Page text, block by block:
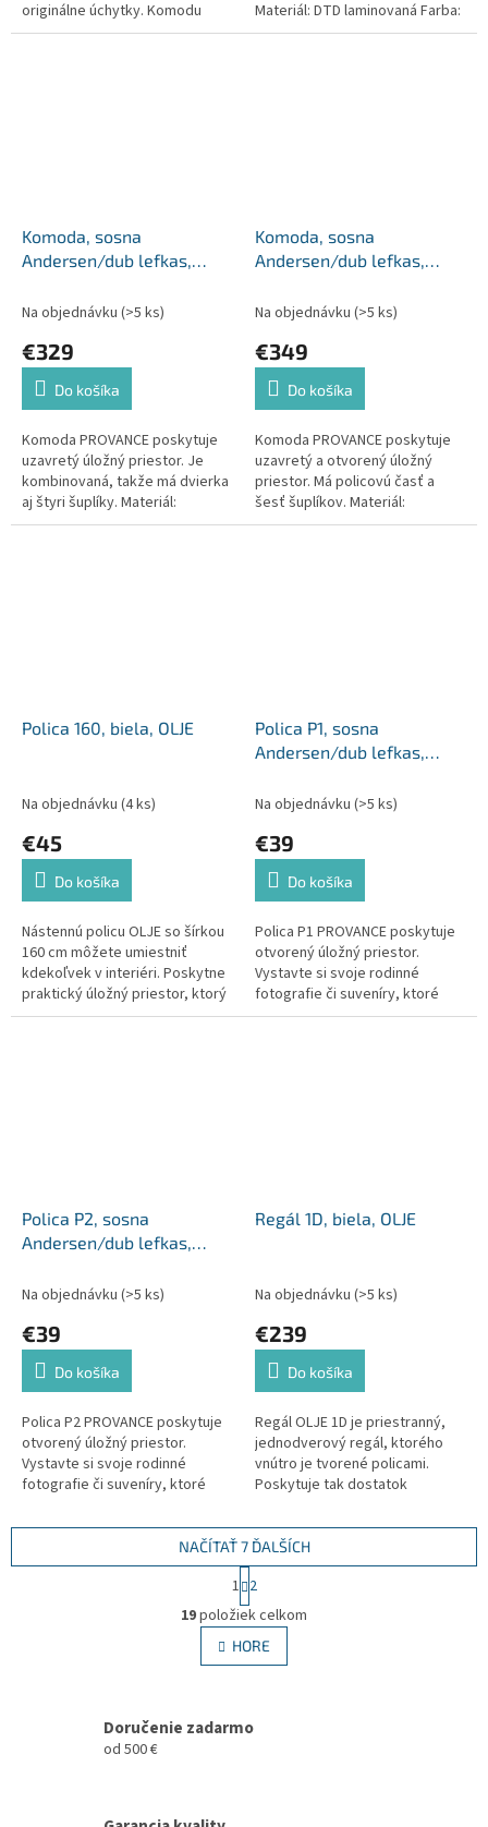
originálne úchytky. Komodu
odporúčame kombinovať s
Materiál: DTD laminovaná Farba:
sosna andersen/dub lefkas
Komoda, sosna
Andersen/dub lefkas,
Na objednávku (>5 ks)
€329
Do košíka
Komoda PROVANCE poskytuje
uzavretý úložný priestor. Je
kombinovaná, takže má dvierka
aj štyri šuplíky. Materiál:
laminovaná DTD/sklo Farba:
Komoda, sosna
Andersen/dub lefkas,
Na objednávku (>5 ks)
€349
Do košíka
Komoda PROVANCE poskytuje
uzavretý a otvorený úložný
priestor. Má policovú časť a
šesť šuplíkov. Materiál:
laminovaná DTD Farba: sosna
Polica 160, biela, OLJE
Na objednávku (4 ks)
€45
Do košíka
Nástennú policu OLJE so šírkou
160 cm môžete umiestniť
kdekoľvek v interiéri. Poskytne
praktický úložný priestor, ktorý
využijete na dekorácie, knihy
Polica P1, sosna
Andersen/dub lefkas,
Na objednávku (>5 ks)
€39
Do košíka
Polica P1 PROVANCE poskytuje
otvorený úložný priestor.
Vystavte si svoje rodinné
fotografie či suveníry, ktoré
chcete mať stále na očiach.
Polica P2, sosna
Andersen/dub lefkas,
Na objednávku (>5 ks)
€39
Do košíka
Polica P2 PROVANCE poskytuje
otvorený úložný priestor.
Vystavte si svoje rodinné
fotografie či suveníry, ktoré
Materiál: DTD laminovaná...
Regál 1D, biela, OLJE
Na objednávku (>5 ks)
€239
Do košíka
Regál OLJE 1D je priestranný,
jednodverový regál, ktorého
vnútro je tvorené policami.
Poskytuje tak dostatok
vašim obľúbeným pomocníkom.
Materiál:...
O
v
l
á
c
NAČÍTAŤ 7 ĎALŠÍCH
t
r
á
n
k
a
1 2
19položiek celkom
HORE
Doručenie zadarmo
od 500 €